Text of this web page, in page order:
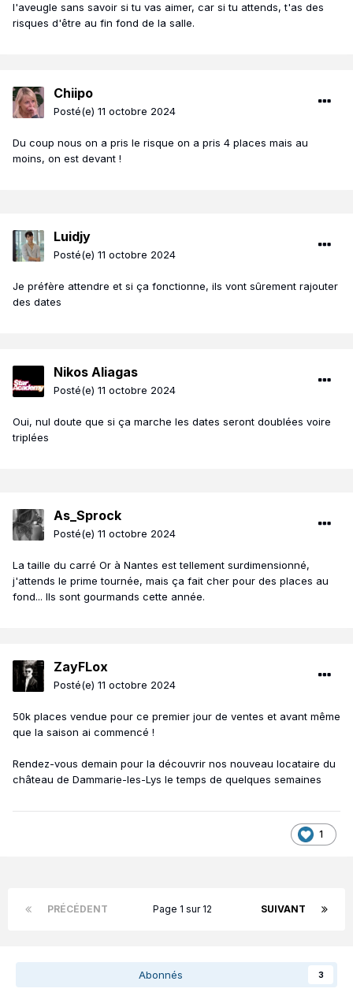
l'aveugle sans savoir si tu vas aimer, car si tu attends, t'as des
risques d'être au fin fond de la salle.
Chiipo
Posté(e) 11 octobre 2024
Du coup nous on a pris le risque on a pris 4 places mais au
moins, on est devant !
Luidjy
Posté(e) 11 octobre 2024
Je préfère attendre et si ça fonctionne, ils vont sûrement rajouter
des dates
Nikos Aliagas
Posté(e) 11 octobre 2024
Oui, nul doute que si ça marche les dates seront doublées voire
triplées
As_Sprock
Posté(e) 11 octobre 2024
La taille du carré Or à Nantes est tellement surdimensionné,
j'attends le prime tournée, mais ça fait cher pour des places au
fond... Ils sont gourmands cette année.
ZayFLox
Posté(e) 11 octobre 2024
50k places vendue pour ce premier jour de ventes et avant même
que la saison ai commencé !
Rendez-vous demain pour la découvrir nos nouveau locataire du
château de Dammarie-les-Lys le temps de quelques semaines
1
PRÉCÉDENT SUIVANT
Page 1 sur 12
Abonnés 3